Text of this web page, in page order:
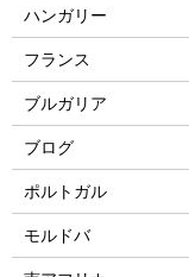
ハンガリー
フランス
ブルガリア
ブログ
ポルトガル
モルドバ